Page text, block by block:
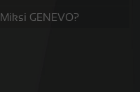
Miksi GENEVO?